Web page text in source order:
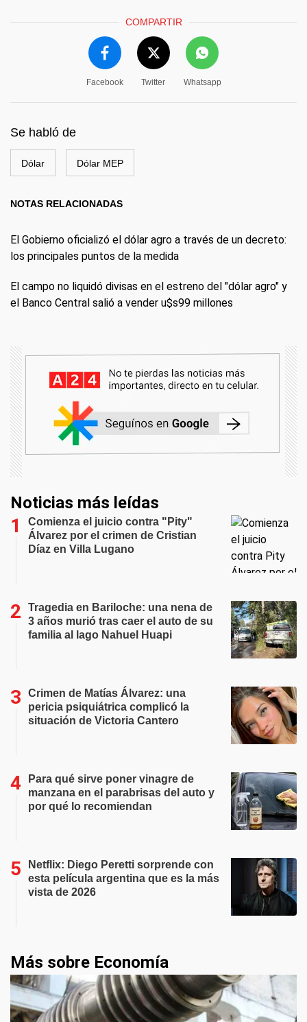
COMPARTIR
Facebook Twitter Whatsapp
Se habló de
Dólar Dólar MEP
NOTAS RELACIONADAS
El Gobierno oficializó el dólar agro a través de un decreto:
los principales puntos de la medida
El campo no liquidó divisas en el estreno del "dólar agro" y
el Banco Central salió a vender u$s99 millones
Noticias más leídas
Comienza el juicio contra "Pity"
Álvarez por el crimen de Cristian
Díaz en Villa Lugano
Tragedia en Bariloche: una nena de
3 años murió tras caer el auto de su
familia al lago Nahuel Huapi
Crimen de Matías Álvarez: una
pericia psiquiátrica complicó la
situación de Victoria Cantero
Para qué sirve poner vinagre de
manzana en el parabrisas del auto y
por qué lo recomiendan
Netflix: Diego Peretti sorprende con
esta película argentina que es la más
vista de 2026
Más sobre Economía